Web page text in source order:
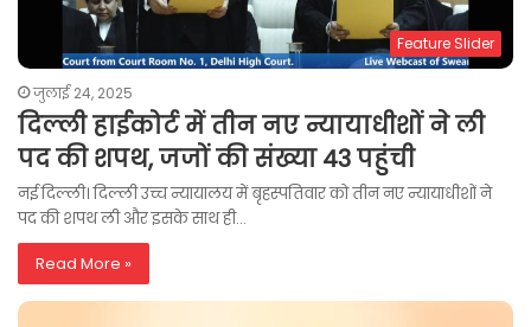
Feature Slider
जुलाई 24, 2025
दिल्ली हाईकोर्ट में तीन नए न्यायाधीशों ने ली
पद की शपथ, जजों की संख्या 43 पहुंची
नई दिल्ली। दिल्ली उच्च न्यायालय में बृहस्पतिवार को तीन नए न्यायाधीशों ने
पद की शपथ ली और इसके साथ ही…
Read More »